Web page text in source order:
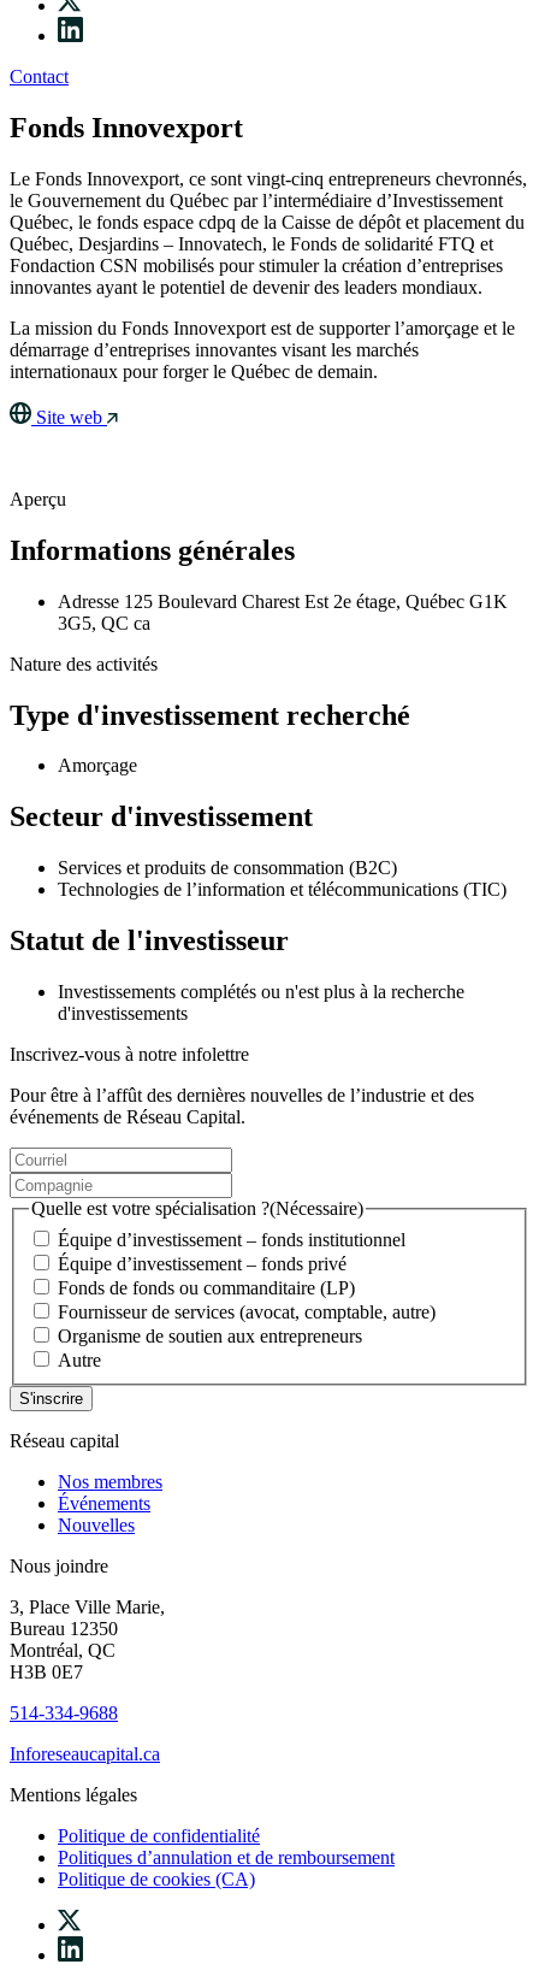
Contact
Fonds Innovexport
Le Fonds Innovexport, ce sont vingt-cinq entrepreneurs chevronnés,
le Gouvernement du Québec par l’intermédiaire d’Investissement
Québec, le fonds espace cdpq de la Caisse de dépôt et placement du
Québec, Desjardins – Innovatech, le Fonds de solidarité FTQ et
Fondaction CSN mobilisés pour stimuler la création d’entreprises
innovantes ayant le potentiel de devenir des leaders mondiaux.
La mission du Fonds Innovexport est de supporter l’amorçage et le
démarrage d’entreprises innovantes visant les marchés
internationaux pour forger le Québec de demain.
Site web
Aperçu
Informations générales
Adresse 125 Boulevard Charest Est 2e étage, Québec G1K
3G5, QC ca
Nature des activités
Type d'investissement recherché
Amorçage
Secteur d'investissement
Services et produits de consommation (B2C)
Technologies de l’information et télécommunications (TIC)
Statut de l'investisseur
Investissements complétés ou n'est plus à la recherche
d'investissements
Inscrivez-vous à notre infolettre
Pour être à l’affût des dernières nouvelles de l’industrie et des
événements de Réseau Capital.
Courriel
Compagnie
Quelle est votre spécialisation ?(Nécessaire)
Équipe d’investissement – fonds institutionnel
Équipe d’investissement – fonds privé
Fonds de fonds ou commanditaire (LP)
Fournisseur de services (avocat, comptable, autre)
Organisme de soutien aux entrepreneurs
Autre
Réseau capital
Nos membres
Événements
Nouvelles
Nous joindre
3, Place Ville Marie,
Bureau 12350
Montréal, QC
H3B 0E7
514-334-9688
Inforeseaucapital.ca
Mentions légales
Politique de confidentialité
Politiques d’annulation et de remboursement
Politique de cookies (CA)